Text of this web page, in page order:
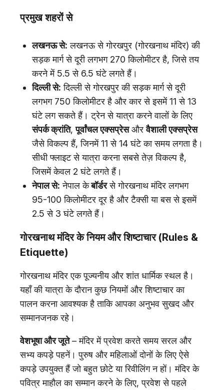
प्रमुख शहरों से
लखनऊ से: लखनऊ से गोरखपुर (गोरखनाथ मंदिर) की
सड़क मार्ग से दूरी लगभग 270 किलोमीटर है, जिसे तय
करने में 5.5 से 6.5 घंटे लगते हैं।
दिल्ली से: दिल्ली से गोरखपुर की सड़क मार्ग से दूरी
लगभग 750 किलोमीटर है और कार से इसमें 11 से 13
घंटे लग सकते हैं। ट्रेन से यात्रा करने वालों के लिए
संपर्क क्रांति,पूर्वांचल एक्सप्रेसऔरवैशाली एक्सप्रेस
जैसे विकल्प हैं, जिनमें 11 से 14 घंटे का समय लगता है।
सीधी फ्लाइट से यात्रा करना सबसे तेज़ विकल्प है,
जिसमें केवल 2 घंटे लगते हैं।
नेपाल से: नेपाल केबॉर्डरसे गोरखनाथ मंदिर लगभग
95-100 किलोमीटर दूर है और टैक्सी या बस से इसमें
2.5 से 3 घंटे लगते हैं।
गोरखनाथ मंदिर के नियम और शिष्टाचार (Rules &
Etiquette)
गोरखनाथ मंदिर एक पूज्यनीय और शांत धार्मिक स्थल है।
यहाँ की यात्रा के दौरान कुछ नियमों और शिष्टाचार का
पालन करना आवश्यक है ताकि आपका अनुभव सुखद और
सम्मानजनक रहे।
वेशभूषा और जूते– मंदिर में प्रवेश करते समय सरल और
सभ्य कपड़े पहनें। पुरुष और महिलाओं दोनों के लिए ऐसे
कपड़े उपयुक्त हैं जो बहुत छोटे या रिवीलिंग न हों। मंदिर के
पवित्र माहौल का सम्मान करने के लिए, प्रवेश से पहले